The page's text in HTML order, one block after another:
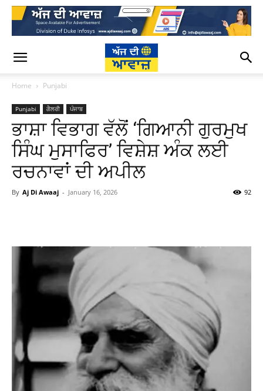
Home Punjabi
Punjabi ਗੈਲਰੀ ਪੰਜਾਬ
ਭਾਸ਼ਾ ਵਿਭਾਗ ਵੱਲੋਂ ‘ਗਿਆਨੀ ਗੁਰਮੁਖ
ਸਿੰਘ ਮੁਸਾਫਿਰ’ ਵਿਸ਼ੇਸ਼ ਅੰਕ ਲਈ
ਰਚਨਾਵਾਂ ਦੀ ਅਪੀਲ
By Aj Di Awaaj - January 16, 2026 92